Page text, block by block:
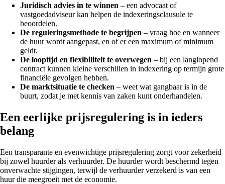
Juridisch advies in te winnen – een advocaat of
vastgoedadviseur kan helpen de indexeringsclausule te
beoordelen.
De reguleringsmethode te begrijpen – vraag hoe en wanneer
de huur wordt aangepast, en of er een maximum of minimum
geldt.
De looptijd en flexibiliteit te overwegen – bij een langlopend
contract kunnen kleine verschillen in indexering op termijn grote
financiële gevolgen hebben.
De marktsituatie te checken – weet wat gangbaar is in de
buurt, zodat je met kennis van zaken kunt onderhandelen.
Een eerlijke prijsregulering is in ieders
belang
Een transparante en evenwichtige prijsregulering zorgt voor zekerheid
bij zowel huurder als verhuurder. De huurder wordt beschermd tegen
onverwachte stijgingen, terwijl de verhuurder verzekerd is van een
huur die meegroeit met de economie.